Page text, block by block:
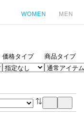
WOMEN MEN
価格タイプ 商品タイプ